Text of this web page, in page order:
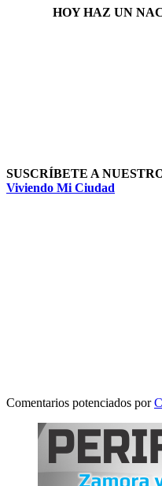
HOY HAZ UN
SUSCRÍBETE A
Viviendo Mi Ciudad
Comentarios potenciados por